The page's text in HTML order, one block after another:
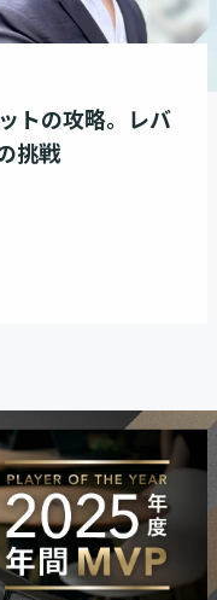
トの攻略。レバ
挑戦